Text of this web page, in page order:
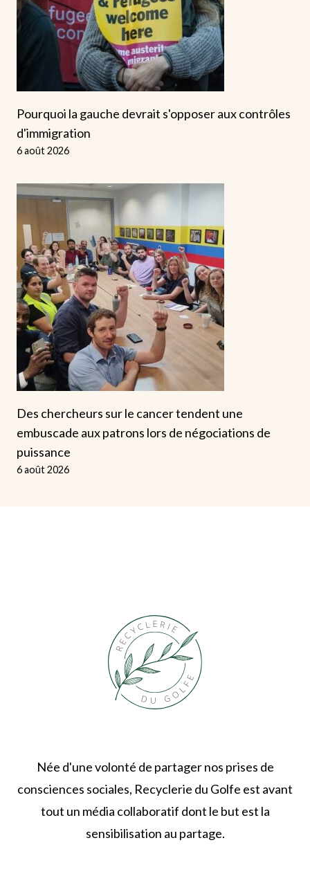
Pourquoi la gauche devrait s'opposer aux contrôles
d'immigration
6 août 2026
Des chercheurs sur le cancer tendent une
embuscade aux patrons lors de négociations de
puissance
6 août 2026
Née d'une volonté de partager nos prises de
consciences sociales, Recyclerie du Golfe est avant
tout un média collaboratif dont le but est la
sensibilisation au partage.